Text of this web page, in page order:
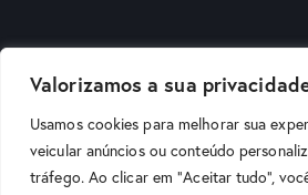
Valorizamos a sua
Usamos cookies para melhorar sua
veicular anúncios ou conteúdo
tráfego. Ao clicar em "Aceitar tudo",
Scroll Down